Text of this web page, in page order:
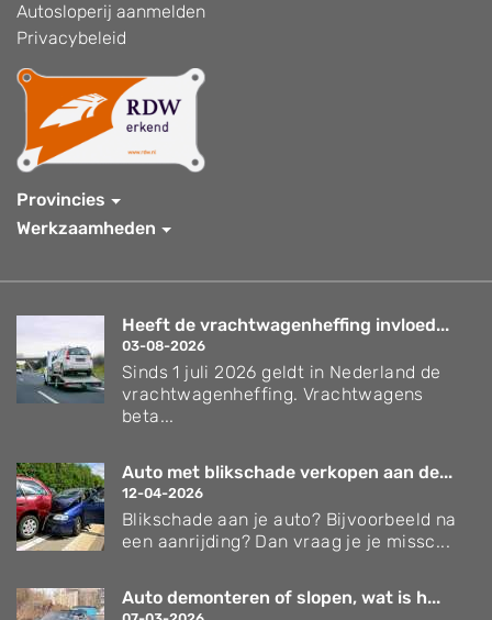
Autosloperij aanmelden
Privacybeleid
Provincies
Werkzaamheden
Heeft de vrachtwagenheffing invloed...
03-08-2026
Sinds 1 juli 2026 geldt in Nederland de
vrachtwagenheffing. Vrachtwagens
beta...
Auto met blikschade verkopen aan de...
12-04-2026
Blikschade aan je auto? Bijvoorbeeld na
een aanrijding? Dan vraag je je missc...
Auto demonteren of slopen, wat is h...